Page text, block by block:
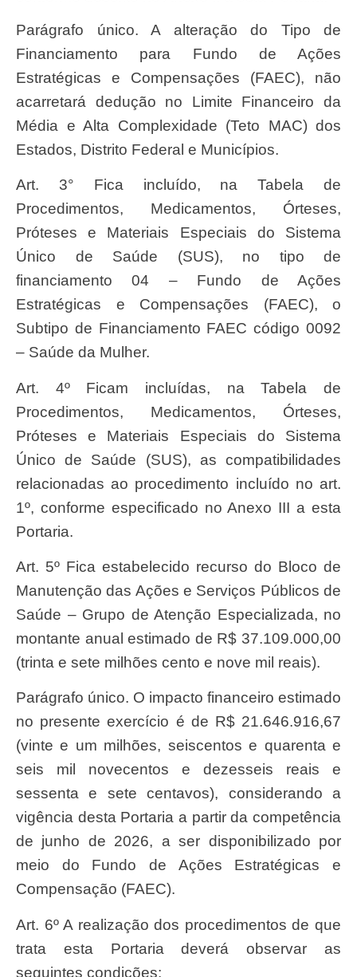
Parágrafo único. A alteração do Tipo de
Financiamento para Fundo de Ações
Estratégicas e Compensações (FAEC), não
acarretará dedução no Limite Financeiro da
Média e Alta Complexidade (Teto MAC) dos
Estados, Distrito Federal e Municípios.
Art. 3° Fica incluído, na Tabela de
Procedimentos, Medicamentos, Órteses,
Próteses e Materiais Especiais do Sistema
Único de Saúde (SUS), no tipo de
financiamento 04 – Fundo de Ações
Estratégicas e Compensações (FAEC), o
Subtipo de Financiamento FAEC código 0092
– Saúde da Mulher.
Art. 4º Ficam incluídas, na Tabela de
Procedimentos, Medicamentos, Órteses,
Próteses e Materiais Especiais do Sistema
Único de Saúde (SUS), as compatibilidades
relacionadas ao procedimento incluído no art.
1º, conforme especificado no Anexo III a esta
Portaria.
Art. 5º Fica estabelecido recurso do Bloco de
Manutenção das Ações e Serviços Públicos de
Saúde – Grupo de Atenção Especializada, no
montante anual estimado de R$ 37.109.000,00
(trinta e sete milhões cento e nove mil reais).
Parágrafo único. O impacto financeiro estimado
no presente exercício é de R$ 21.646.916,67
(vinte e um milhões, seiscentos e quarenta e
seis mil novecentos e dezesseis reais e
sessenta e sete centavos), considerando a
vigência desta Portaria a partir da competência
de junho de 2026, a ser disponibilizado por
meio do Fundo de Ações Estratégicas e
Compensação (FAEC).
Art. 6º A realização dos procedimentos de que
trata esta Portaria deverá observar as
seguintes condições: